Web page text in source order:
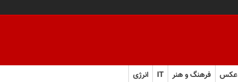
عکس فرهنگ و هنر IT انرژی